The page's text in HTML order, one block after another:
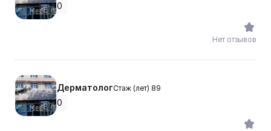
0
Нет отзывов
ДерматологСтаж (лет) 89
0